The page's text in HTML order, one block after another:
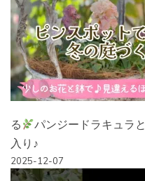
る
パンジードラキュラ
入り♪
2025-12-07